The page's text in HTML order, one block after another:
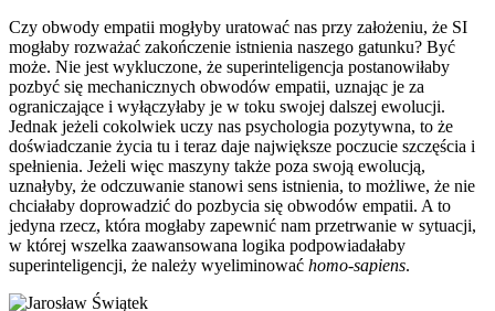
Czy obwody empatii mogłyby uratować nas przy założeniu, że SI
mogłaby rozważać zakończenie istnienia naszego gatunku? Być
może. Nie jest wykluczone, że superinteligencja postanowiłaby
pozbyć się mechanicznych obwodów empatii, uznając je za
ograniczające i wyłączyłaby je w toku swojej dalszej ewolucji.
Jednak jeżeli cokolwiek uczy nas psychologia pozytywna, to że
doświadczanie życia tu i teraz daje największe poczucie szczęścia i
spełnienia. Jeżeli więc maszyny także poza swoją ewolucją,
uznałyby, że odczuwanie stanowi sens istnienia, to możliwe, że nie
chciałaby doprowadzić do pozbycia się obwodów empatii. A to
jedyna rzecz, która mogłaby zapewnić nam przetrwanie w sytuacji,
w której wszelka zaawansowana logika podpowiadałaby
superinteligencji, że należy wyeliminować homo-sapiens.